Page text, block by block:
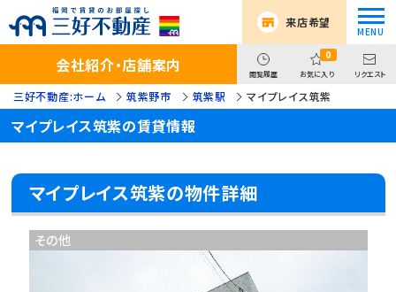
来店希望
会社紹介・店舗案内 閲覧履歴
0
お気に入り リクエスト
三好不動産:ホーム 筑紫野市 筑紫駅 マイプレイス筑紫
マイプレイス筑紫の賃貸情報
マイプレイス筑紫の物件詳細
その他